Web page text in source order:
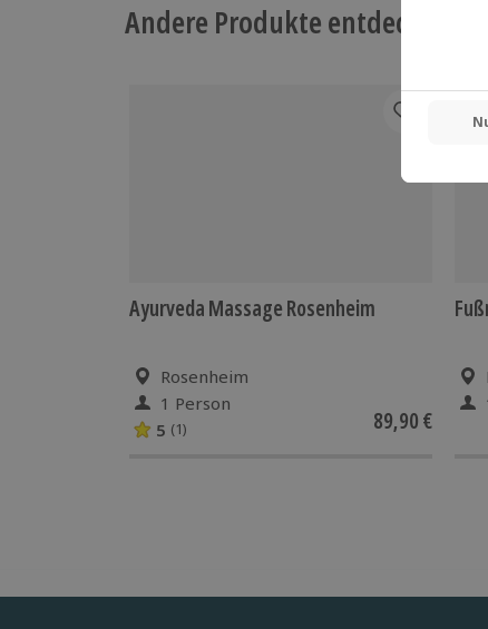
Andere Produkte entdecken
Ayurveda Massage Rosenheim
Rosenheim
1 Person
5 (1) 89,90 €